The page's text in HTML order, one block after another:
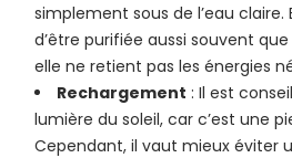
simplement sous de l’eau claire.
d’être purifiée aussi souvent
elle ne retient pas les énergies
Rechargement : Il est
lumière du soleil, car c’est une
Cependant, il vaut mieux éviter